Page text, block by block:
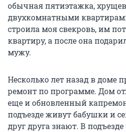
обычная пятиэтажка,
двухкомнатными
строила моя свекровь, им
квартиру, а после она
мужу.
Несколько лет назад в доме
ремонт по программе. Дом
еще и обновленный
подъезде живут бабушки и
друг друга знают. В подъезде